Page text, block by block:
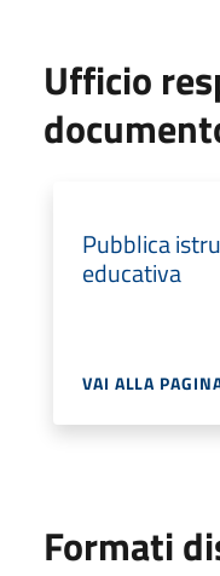
Ufficio
Pubblica
educativa
VAI ALLA
Formati